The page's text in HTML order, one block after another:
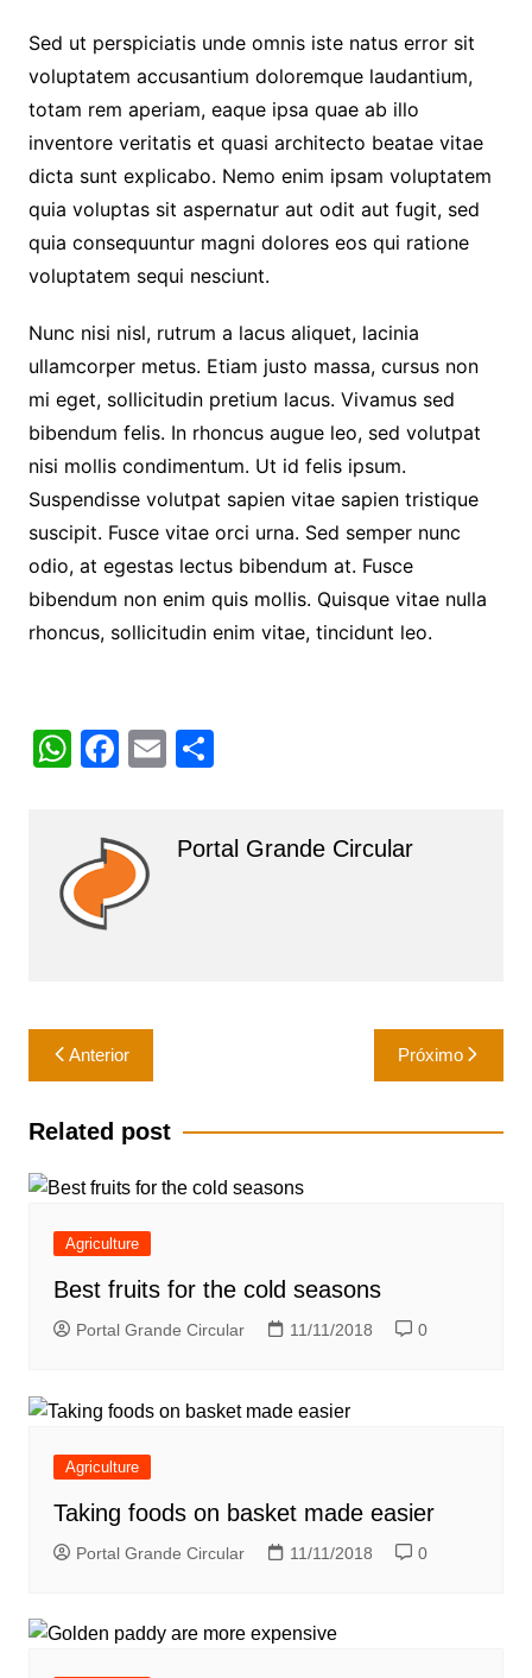
Sed ut perspiciatis unde omnis iste natus error sit
voluptatem accusantium doloremque laudantium,
totam rem aperiam, eaque ipsa quae ab illo
inventore veritatis et quasi architecto beatae vitae
dicta sunt explicabo. Nemo enim ipsam voluptatem
quia voluptas sit aspernatur aut odit aut fugit, sed
quia consequuntur magni dolores eos qui ratione
voluptatem sequi nesciunt.
Nunc nisi nisl, rutrum a lacus aliquet, lacinia
ullamcorper metus. Etiam justo massa, cursus non
mi eget, sollicitudin pretium lacus. Vivamus sed
bibendum felis. In rhoncus augue leo, sed volutpat
nisi mollis condimentum. Ut id felis ipsum.
Suspendisse volutpat sapien vitae sapien tristique
suscipit. Fusce vitae orci urna. Sed semper nunc
odio, at egestas lectus bibendum at. Fusce
bibendum non enim quis mollis. Quisque vitae nulla
rhoncus, sollicitudin enim vitae, tincidunt leo.
W
at
s
A
p
F
e
b
E S
e
Portal Grande Circular
Navegação
de
Post
Anterior Próximo
Related post
Agriculture
Best fruits for the cold seasons
Portal Grande Circular 11/11/2018 0
Agriculture
Taking foods on basket made easier
Portal Grande Circular 11/11/2018 0